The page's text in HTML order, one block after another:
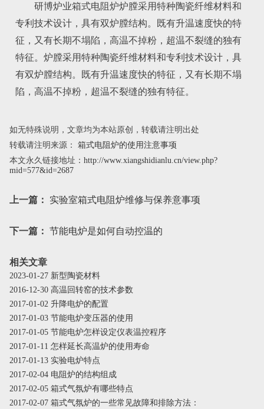
研博炉业箱式电阻炉炉膛采用特种陶瓷纤维材料和
专利技术设计，具有双炉膛结构。既有升温速度快的特
征，又有长期不塌陷，高温不掉粉，超温不裂缝的独有
特征。炉膛采用特种陶瓷纤维材料和专利技术设计，具
有双炉膛结构。既有升温速度快的特征，又有长期不塌
陷，高温不掉粉，超温不裂缝的独有特征。
如无特殊说明，文章均为本站原创，转载请注明出处
转载请注明来源： 箱式电阻炉的使用注意事项
本文永久链接地址： http://www.xiangshidianlu.cn/view.php?
mid=577&id=2687
上一篇： 实验室箱式电阻炉维修与保养意事项
下一篇： 节能电炉是如何自动控温的
相关文章
2023-01-27 新型陶瓷材料
2016-12-30 高温回转窑的技术参数
2017-01-02 升降电炉的配置
2017-01-03 节能电炉变压器的使用
2017-01-05 节能电炉怎样设定仪表温控程序
2017-01-11 怎样延长高温炉的使用寿命
2017-01-13 实验电炉特点
2017-02-04 电阻炉的结构组成
2017-02-05 箱式气氛炉有哪些特点
2017-02-07 箱式气氛炉的一些常见故障和排除方法：